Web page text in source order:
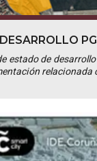
estado de
relacionada